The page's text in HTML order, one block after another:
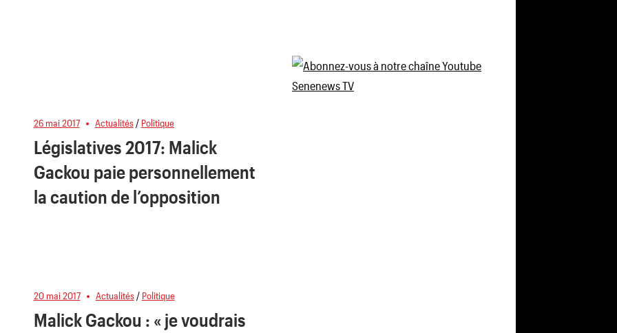
26 mai 2017 Actualités/ Politique
Législatives 2017: Malick
Gackou paie personnellement
la caution de l’opposition
20 mai 2017 Actualités/ Politique
Malick Gackou : « je voudrais